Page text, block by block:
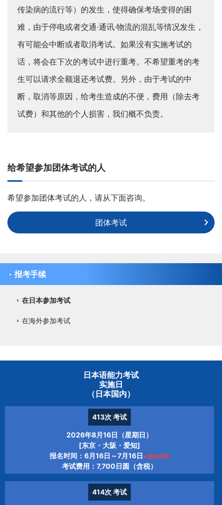
传染病的流行等）的发生，使得确保考场变得的困
难，由于停电或者交通·通讯·物流的混乱等情况发生，
有可能会中断或者取消考试。如果没有实施考试的
话，将会在下次的考试中进行重考。不希望重考的考
生可以请求全额退还考试费。另外，由于考试的中
断，取消等原因，给考生造成的不便，费用（除去考
试费）和其他的个人损害，我们概不负责。
给希望参加团体考试的人
希望参加团体考试的人，请从下面咨询。
团体考试
报考手续
在日本参加考试
在海外参加考试
日本语能力考试
实施日
（日本国内）
413次 考试
2026年8月16日（星期日）
[东京・大阪・爱知]
报名时间：6月16日～7月16日 ※报名结束
考试费用：7,700日圆（含税）
414次 考试